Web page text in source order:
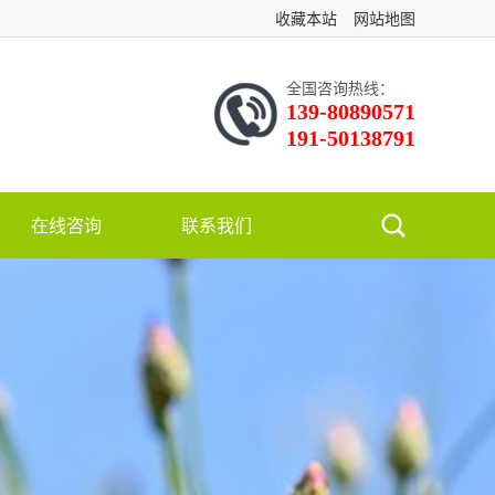
收藏本站 网站地图
全国咨询热线：
139-80890571
191-50138791
在线咨询 联系我们